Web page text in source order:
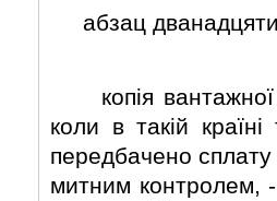
абзац
копiя вантажної
коли в такiй
передбачено
митним контролем,